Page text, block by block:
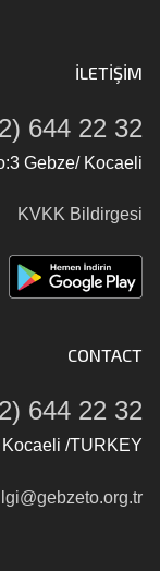
İLETIŞIM
644 22 32
Gebze/ Kocaeli
KVKK Bildirgesi
CONTACT
644 22 32
/TURKEY